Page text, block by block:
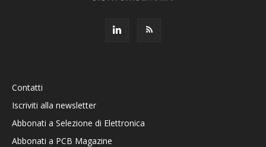
Contatti
Iscriviti alla newsletter
Abbonati a Selezione di Elettronica
Abbonati a PCB Magazine